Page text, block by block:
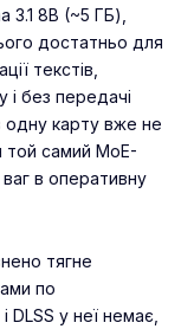
3.1 8B (~5 ГБ),
достатньо для
текстів,
і без передачі
одну карту вже не
той самий MoE-
в оперативну
тягне
по
DLSS у неї немає,